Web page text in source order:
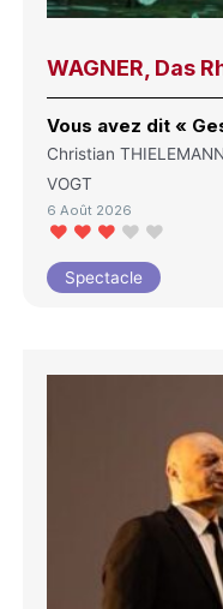
WAGNER, Das
Vous avez dit «
Christian
VOGT
6 Août 2026
Spectacle